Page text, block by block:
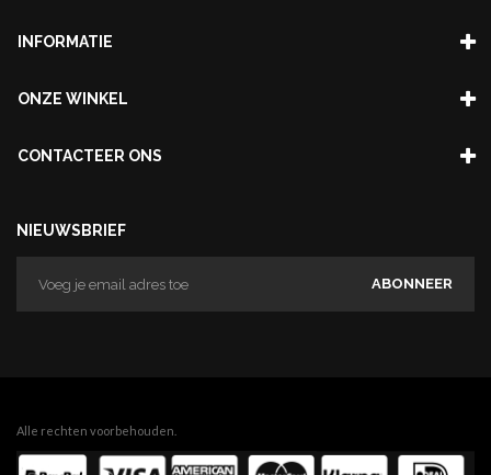
INFORMATIE
ONZE WINKEL
CONTACTEER ONS
NIEUWSBRIEF
ABONNEER
Alle rechten voorbehouden.